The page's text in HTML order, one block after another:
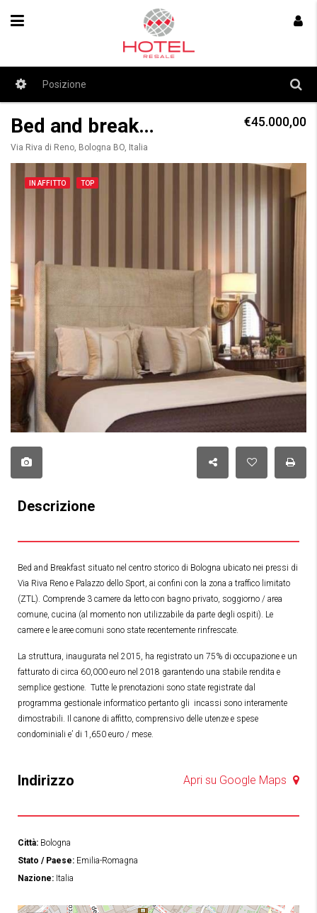
Bed and breakfast in Gestione
Via Riva di Reno, Bologna BO, Italia
€45.000,00
IN AFFITTO TOP
Descrizione
Bed and Breakfast situato nel centro storico di Bologna ubicato nei pressi di
Via Riva Reno e Palazzo dello Sport, ai confini con la zona a traffico limitato
(ZTL). Comprende 3 camere da letto con bagno privato, soggiorno / area
comune, cucina (al momento non utilizzabile da parte degli ospiti). Le
camere e le aree comuni sono state recentemente rinfrescate.
La struttura, inaugurata nel 2015, ha registrato un 75% di occupazione e un
fatturato di circa 60,000 euro nel 2018 garantendo una stabile rendita e
semplice gestione. Tutte le prenotazioni sono state registrate dal
programma gestionale informatico pertanto gli incassi sono interamente
dimostrabili. Il canone di affitto, comprensivo delle utenze e spese
condominiali e’ di 1,650 euro / mese.
Indirizzo Apri su Google Maps
Città: Bologna
Stato / Paese: Emilia-Romagna
Nazione: Italia